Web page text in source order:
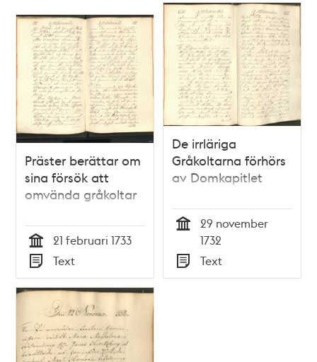
Präster berättar om
sina försök att
omvända gråkoltar
Tid
21 februari 1733
Typ
Text
De irrläriga
Gråkoltarna förhörs
av Domkapitlet
29 november
1732
Typ
Text